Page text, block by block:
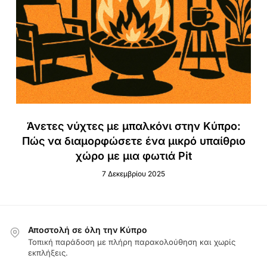
Άνετες νύχτες με μπαλκόνι στην Κύπρο:
Πώς να διαμορφώσετε ένα μικρό υπαίθριο
χώρο με μια φωτιά Pit
7 Δεκεμβρίου 2025
Αποστολή σε όλη την Κύπρο
Τοπική παράδοση με πλήρη παρακολούθηση και χωρίς
εκπλήξεις.